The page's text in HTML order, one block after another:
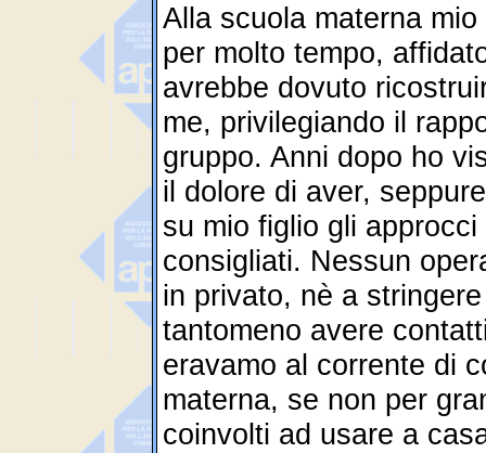
Alla scuola materna
per molto tempo,
avrebbe dovuto
me, privilegiando il
gruppo. Anni dopo ho
il dolore di aver,
su mio figlio gli
consigliati. Nessun
in privato, nè a
tantomeno avere
eravamo al corrente di
materna, se non per
coinvolti ad usare a